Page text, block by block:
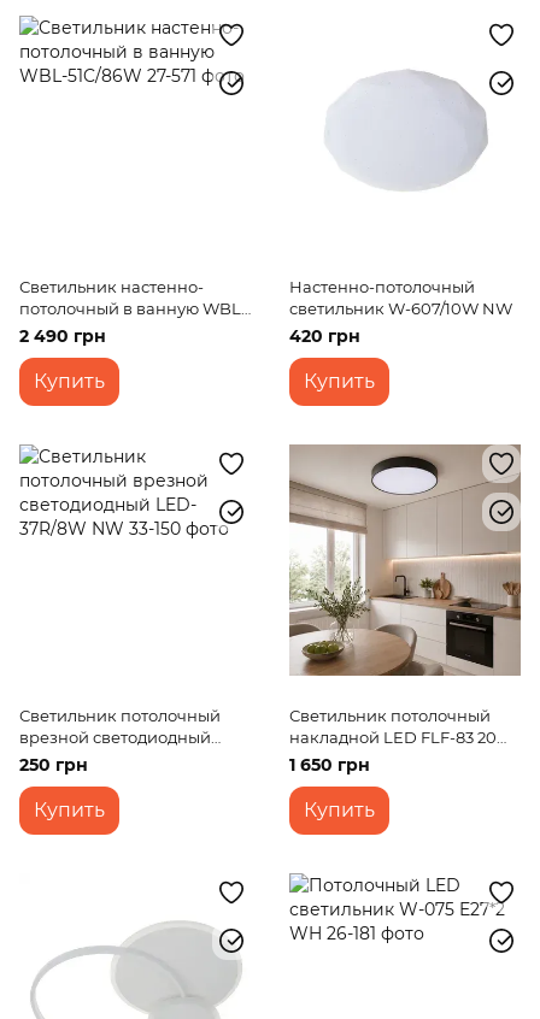
Светильник настенно-
потолочный в ванную WBL-
51C/86W
2 490 грн
Купить
Настенно-потолочный
светильник W-607/10W NW
420 грн
Купить
Светильник потолочный
врезной светодиодный
LED-37R/8W NW
250 грн
Купить
Светильник потолочный
накладной LED FLF-83 20W
WW BK
1 650 грн
Купить